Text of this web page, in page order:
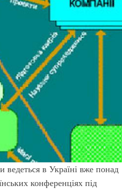
ведеться в Україні вже понад
конференціях під